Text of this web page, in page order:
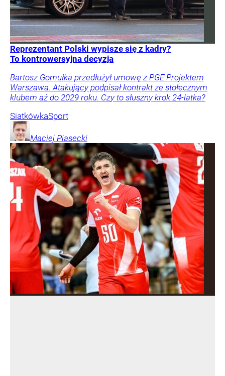
Reprezentant Polski wypisze się z kadry?
To kontrowersyjna decyzja
Bartosz Gomułka przedłużył umowę z PGE Projektem
Warszawa. Atakujący podpisał kontrakt ze stołecznym
klubem aż do 2029 roku. Czy to słuszny krok 24-latka?
SiatkówkaSport
Maciej Piasecki